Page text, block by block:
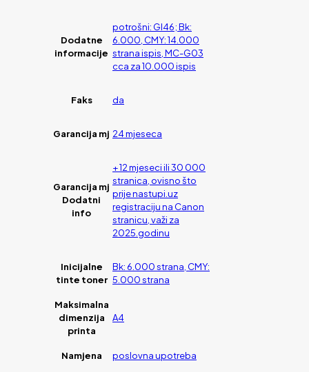
Dodatne
informacije
potrošni: GI46; Bk:
6.000, CMY: 14.000
strana ispis, MC-G03
cca za 10.000 ispis
Faks da
Garancija mj 24 mjeseca
Garancija mj
Dodatni
info
+ 12 mjeseci ili 30 000
stranica, ovisno što
prije nastupi.uz
registraciju na Canon
stranicu, važi za
2025.godinu
Inicijalne
tinte toner
Bk: 6.000 strana, CMY:
5.000 strana
Maksimalna
dimenzija
printa
A4
Namjena poslovna upotreba